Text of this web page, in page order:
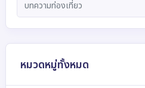
หมวดหมู่ทั้งหมด